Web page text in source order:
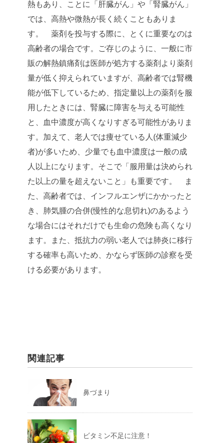
熱もあり、ことに「肝臓がん」や「腎臓がん」
では、高熱や微熱が長く続くこともありま
す。
薬剤を投与する際に、とくに重要なのは
高齢者の場合です。ご存じのように、一般に市
販の解熱鎮痛剤は医師が処方する薬剤より薬剤
量が低く抑えられていますが、高齢者では腎機
能が低下しているため、指定量以上の薬剤を服
用したときには、腎臓に障害を与える可能性
と、血中濃度が高くなりすぎる可能性がありま
す。加えて、老人では痩せている人(体重減少
者)が多いため、少量でも血中濃度は一般の成
人以上になります。そこで「服用量は決められ
た以上の量を超えないこと」も重要です。
ま
た、高齢者では、インフルエンザにかかったと
き、肺気腫の合併(慢性的な息切れ)のあるよう
な場合にはそれだけでも生命の危険も高くなり
ます。また、抵抗力の弱い老人では肺炎に移行
する確率も高いため、かならず医師の診察を受
ける必要があります。
関連記事
鼻づまり
ビタミン不足に注意！